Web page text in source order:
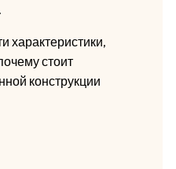
характеристики,
стоит
конструкции